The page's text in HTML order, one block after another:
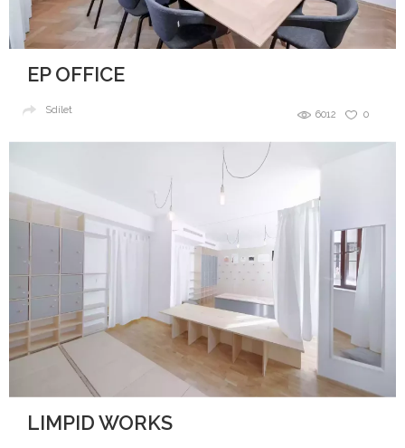
EP OFFICE
0
6012
Sdílet
LIMPID WORKS